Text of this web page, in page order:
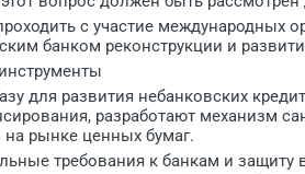
с участие
банком реконструкции и
для развития небанковских
разработают механизм
рынке ценных бумаг.
требования к банкам и защиту